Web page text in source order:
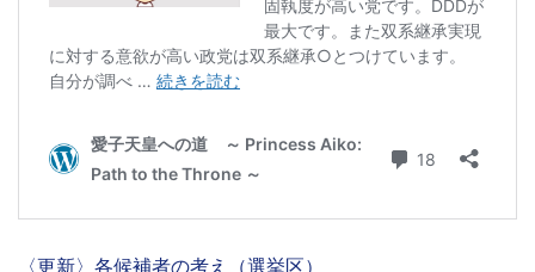
〈更新〉各候補者の考え（選挙区）